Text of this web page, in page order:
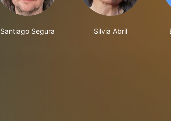
Santiago Segura Silvia Abril